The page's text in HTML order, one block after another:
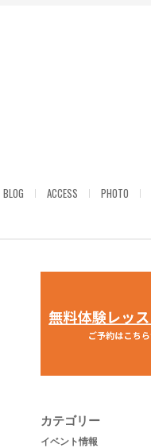
BLOG ACCESS PHOTO
カテゴリー
イベント情報